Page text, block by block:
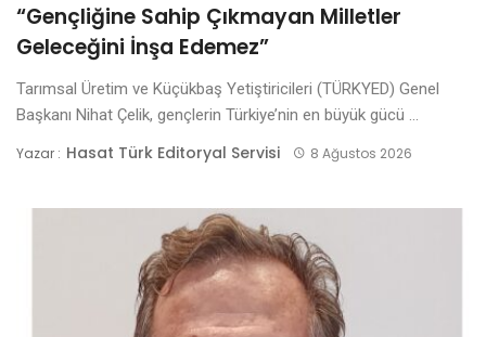
“Gençliğine Sahip Çıkmayan Milletler
Geleceğini İnşa Edemez”
Tarımsal Üretim ve Küçükbaş Yetiştiricileri (TÜRKYED) Genel
Başkanı Nihat Çelik, gençlerin Türkiye’nin en büyük gücü ...
Yazar : Hasat Türk Editoryal Servisi 8 Ağustos 2026